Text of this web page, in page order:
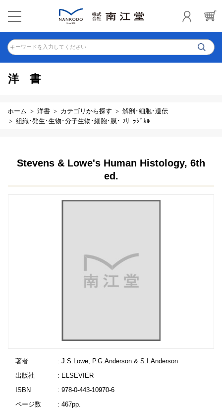
キーワードを入力してください
洋書
ホーム 洋書 カテゴリから探す
解剖･細胞･遺伝
組織･発生･生物･分子生物･細胞･膜･ ﾌﾘｰﾗｼﾞｶﾙ
Stevens & Lowe's Human Histology, 6th
ed.
著者
: J.S.Lowe, P.G.Anderson & S.I.Anderson
出版社
: ELSEVIER
ISBN
: 978-0-443-10970-6
ページ数
: 467pp.